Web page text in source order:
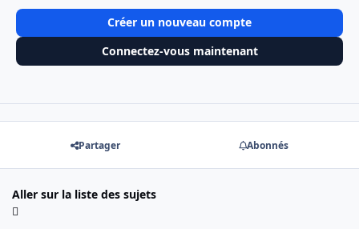
Créer un nouveau compte
Connectez-vous maintenant
Partager Abonnés
Aller sur la liste des sujets